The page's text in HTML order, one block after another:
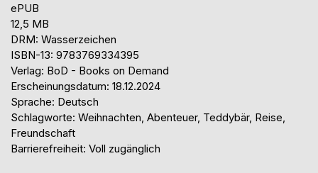
ePUB
12,5 MB
DRM: Wasserzeichen
ISBN-13: 9783769334395
Verlag: BoD - Books on Demand
Erscheinungsdatum: 18.12.2024
Sprache: Deutsch
Schlagworte: Weihnachten, Abenteuer, Teddybär, Reise,
Freundschaft
Barrierefreiheit: Voll zugänglich